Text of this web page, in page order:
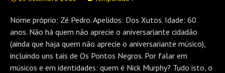
Nome próprio: Zé Pedro. Apelidos: Dos Xutos. Idade: 60
anos. Não há quem não aprecie o aniversariante cidadão
(ainda que haja quem não aprecie o aniversariante músico),
incluindo uns tais de Os Pontos Negros. Por falar em
músicos e em identidades: quem é Nick Murphy? Tudo isto, o